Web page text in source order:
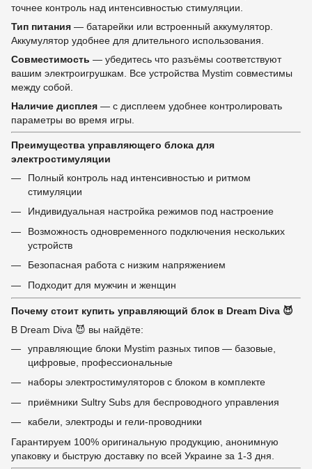
точнее контроль над интенсивностью стимуляции.
Тип питания — батарейки или встроенный аккумулятор.
Аккумулятор удобнее для длительного использования.
Совместимость — убедитесь что разъёмы соответствуют
вашим электроигрушкам. Все устройства Mystim совместимы
между собой.
Наличие дисплея — с дисплеем удобнее контролировать
параметры во время игры.
Преимущества управляющего блока для
электростимуляции
Полный контроль над интенсивностью и ритмом
стимуляции
Индивидуальная настройка режимов под настроение
Возможность одновременного подключения нескольких
устройств
Безопасная работа с низким напряжением
Подходит для мужчин и женщин
Почему стоит купить управляющий блок в Dream Diva 😈
В Dream Diva 😈 вы найдёте:
управляющие блоки Mystim разных типов — базовые,
цифровые, профессиональные
наборы электростимуляторов с блоком в комплекте
приёмники Sultry Subs для беспроводного управления
кабели, электроды и гели-проводники
Гарантируем 100% оригинальную продукцию, анонимную
упаковку и быструю доставку по всей Украине за 1-3 дня.